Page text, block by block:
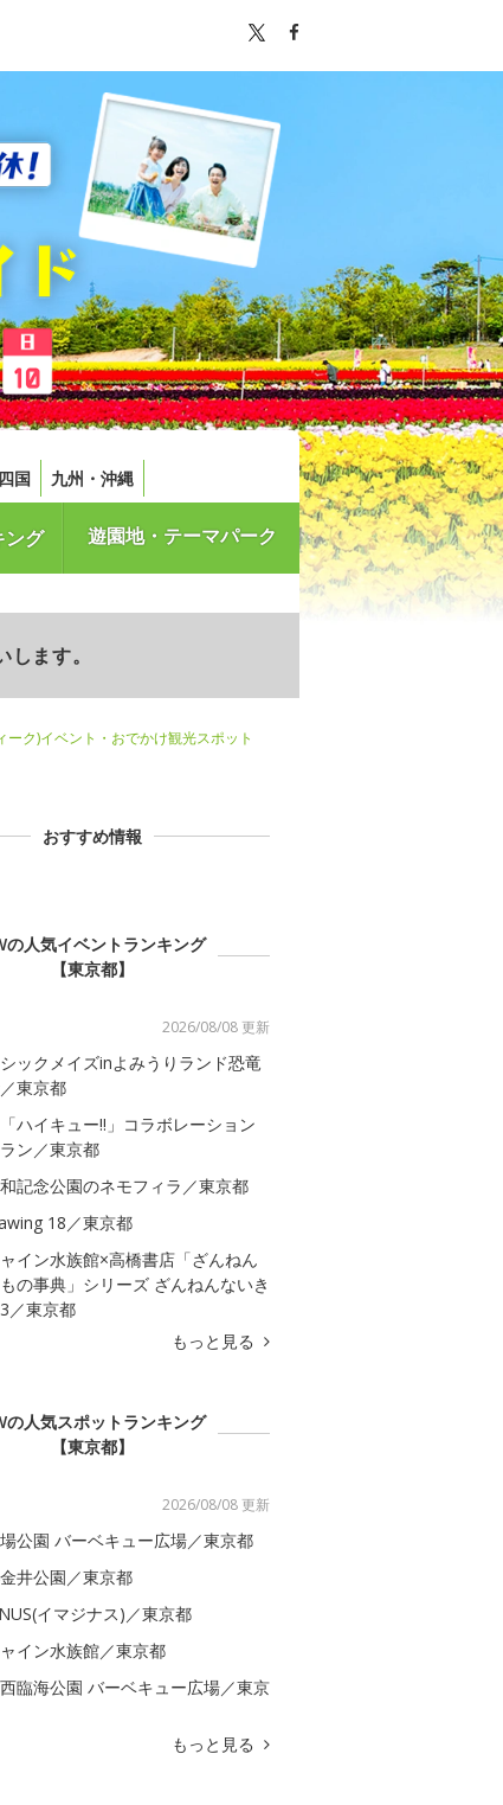
四国 九州・沖縄
グ 遊園地・テーマパーク
ます。
ク)イベント・おでかけ観光スポット
おすすめ情報
の人気イベントランキング
【東京都】
2026/08/08 更新
ックメイズinよみうりランド恐竜
東京都
ハイキュー!!」コラボレーション
ン／東京都
記念公園のネモフィラ／東京都
18／東京都
イン水族館×高橋書店「ざんねん
の事典」シリーズ ざんねんないき
／東京都
もっと見る
の人気スポットランキング
【東京都】
2026/08/08 更新
公園 バーベキュー広場／東京都
井公園／東京都
イマジナス)／東京都
イン水族館／東京都
臨海公園 バーベキュー広場／東京
もっと見る